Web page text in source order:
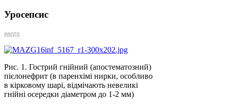
Уросепсис
вверх
Рис. 1. Гострий гнійний (апостематозний)
пієлонефрит (в паренхімі нирки, особливо
в кірковому шарі, відмічають невеликі
гнійні осередки діаметром до 1-2 мм)